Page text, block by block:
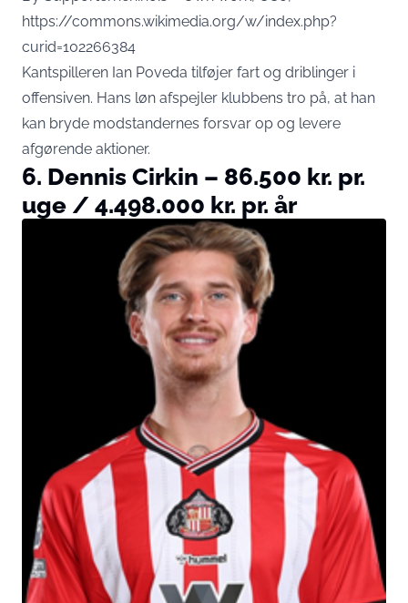
https://commons.wikimedia.org/w/index.php?
curid=102266384
Kantspilleren Ian Poveda tilføjer fart og driblinger i
offensiven. Hans løn afspejler klubbens tro på, at han
kan bryde modstandernes forsvar op og levere
afgørende aktioner.
6. Dennis Cirkin – 86.500 kr. pr.
uge / 4.498.000 kr. pr. år